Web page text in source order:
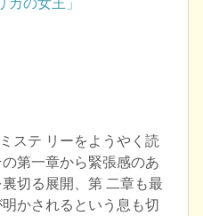
ステ リーをようやく読
第一章から緊張感のあ
切る展開、第 二章も最
かされるという息も切